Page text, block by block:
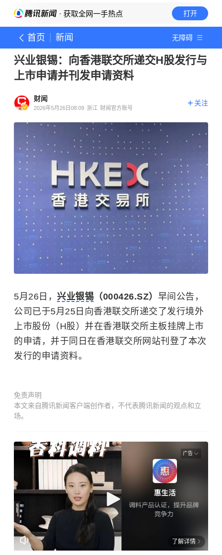
· 获取全网一手热点 打开
首页 新闻 无障碍
兴业银锡：向香港联交所递交H股发行与
上市申请并刊发申请资料
财闻
2026年5月26日08:09 浙江 财闻官方账号
关注
5月26日， 兴业银锡 （000426.SZ） 早间公告，
公司已于5月25日向香港联交所递交了发行境外
上市股份（H股）并在香港联交所主板挂牌上市
的申请，并于同日在香港联交所网站刊登了本次
发行的申请资料。
免责声明
本文来自腾讯新闻客户端创作者，不代表腾讯新闻的观点和立
场。
广告
了解详情